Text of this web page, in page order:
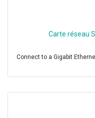
Carte réseau
Connect to a Gigabit